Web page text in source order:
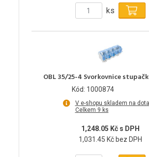
ks
OBL 35/25-4 Svorkovnice
Kód: 1000874
V e-shopu skladem na
Celkem 9 ks
1,248.05 Kč s DPH
1,031.45 Kč bez DPH